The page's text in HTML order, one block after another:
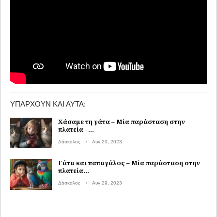
ΥΠΆΡΧΟΥΝ ΚΑΙ ΑΥΤΆ:
Χάσαμε τη γάτα – Μία παράσταση στην
πλατεία –…
Δάσκαλος Αυγ 29, 2023
Γάτα και παπαγάλος – Μία παράσταση στην
πλατεία…
Δάσκαλος Αυγ 29, 2023